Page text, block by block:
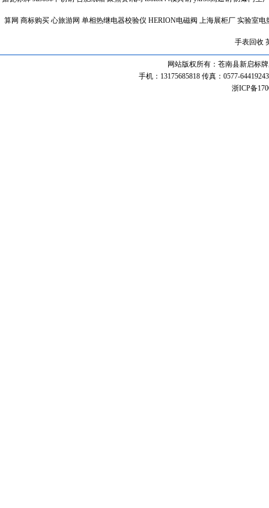
算网 商标购买 心旅游网 单相热继电器校验仪 HERION电磁阀 上海展柜厂 实验室电
手表回收
网站版权所有：苍南县新启标牌
手机：13175685818 传真：0577-
浙ICP备